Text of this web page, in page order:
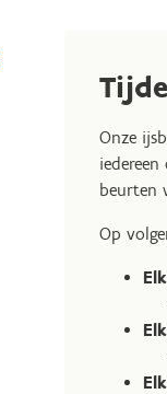
Onze
beurten
Op